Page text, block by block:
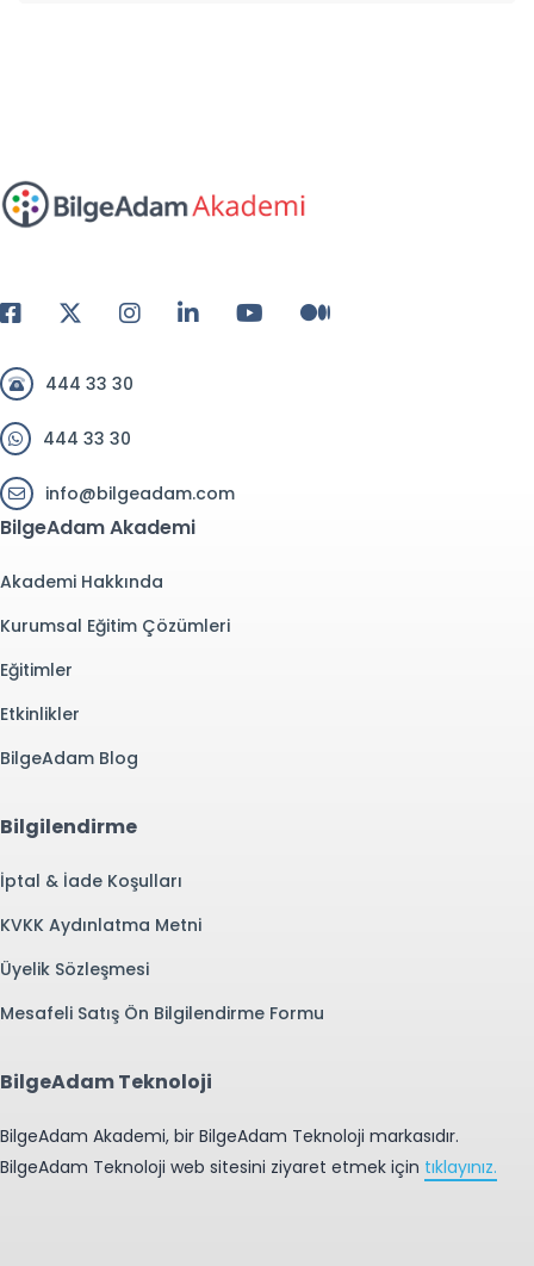
444 33 30
444 33 30
info@bilgeadam.com
BilgeAdam Akademi
Akademi Hakkında
Kurumsal Eğitim Çözümleri
Eğitimler
Etkinlikler
BilgeAdam Blog
Bilgilendirme
İptal & İade Koşulları
KVKK Aydınlatma Metni
Üyelik Sözleşmesi
Mesafeli Satış Ön Bilgilendirme Formu
BilgeAdam Teknoloji
BilgeAdam Akademi, bir BilgeAdam Teknoloji markasıdır.
BilgeAdam Teknoloji web sitesini ziyaret etmek için tıklayınız.